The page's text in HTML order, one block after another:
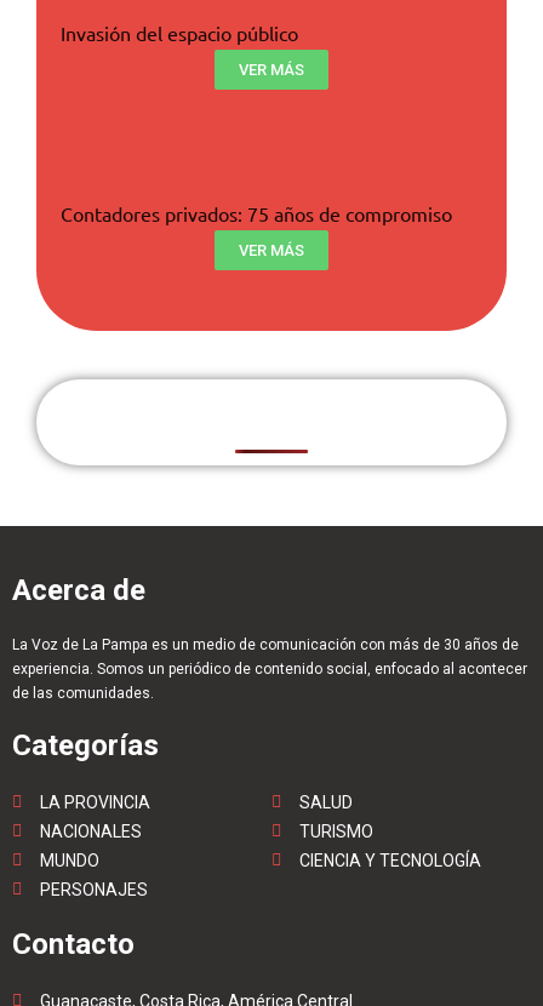
Invasión del espacio público
VER MÁS
Contadores privados: 75 años de compromiso
VER MÁS
Acerca de
La Voz de La Pampa es un medio de comunicación con más de 30 años de
experiencia. Somos un periódico de contenido social, enfocado al acontecer
de las comunidades.
Categorías
LA PROVINCIA
NACIONALES
MUNDO
PERSONAJES
SALUD
TURISMO
CIENCIA Y TECNOLOGÍA
Contacto
Guanacaste, Costa Rica, América Central